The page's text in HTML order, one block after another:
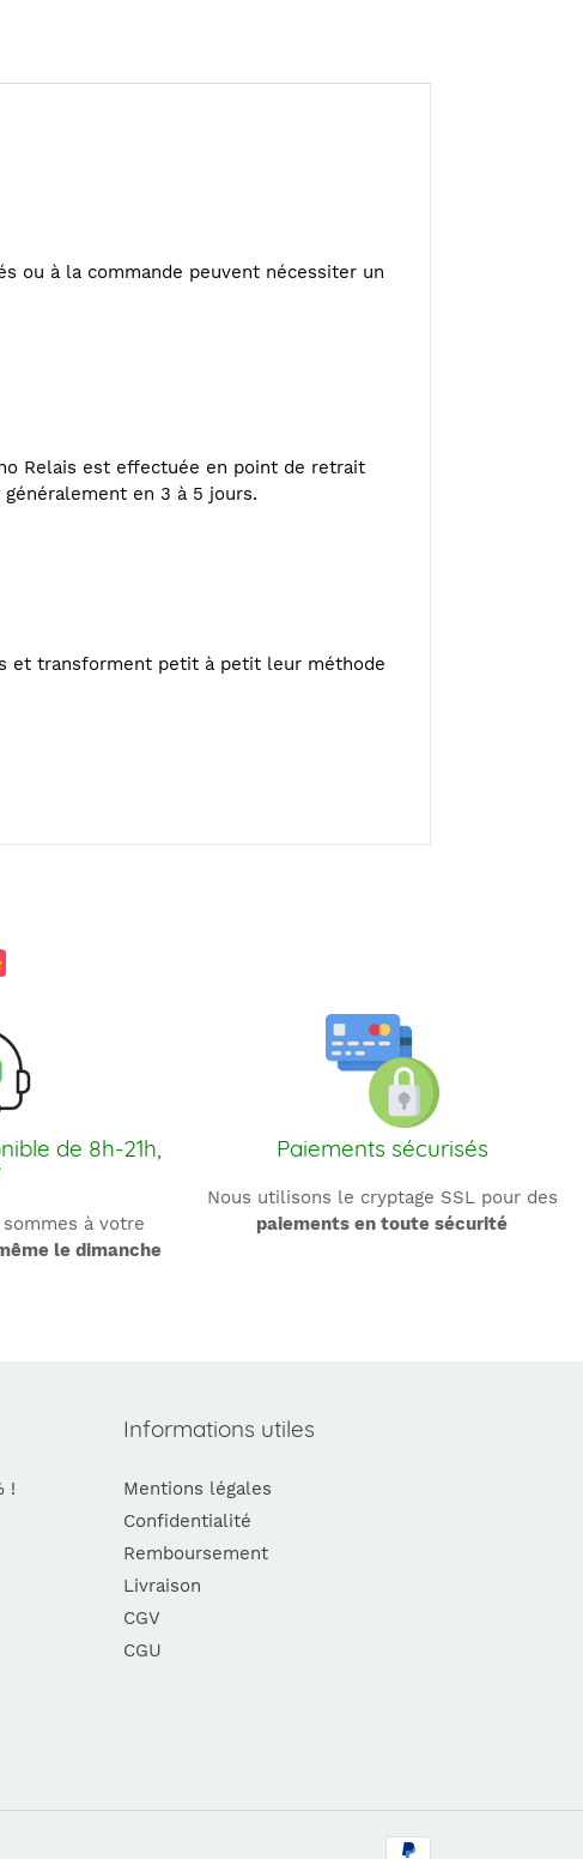
ou à la commande peuvent nécessiter un
Relais est effectuée en point de retrait
en 3 à 5 jours.
et transforment petit à petit leur méthode
de 8h-21h,
à votre
le dimanche
Paiements sécurisés
Nous utilisons le cryptage SSL pour des
paiements en toute sécurité
!
Informations utiles
Mentions légales
Confidentialité
Remboursement
Livraison
CGV
CGU